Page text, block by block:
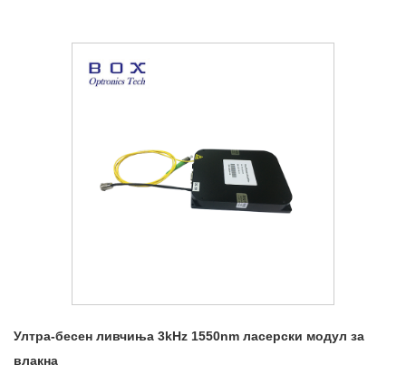
Ултра-бесен ливчиња 3kHz 1550nm ласерски модул за
влакна